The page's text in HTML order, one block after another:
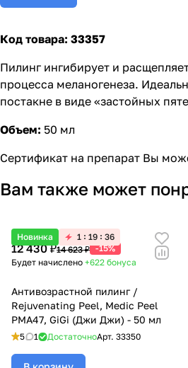
Код товара: 33357
Пилинг ингибирует и
процесса меланогенеза.
постакне в виде «застойных
Объем: 50 мл
Сертификат на препарат Вы
Вам также может
Новинка 1 19 36
12 430 ₽14 623 ₽ -15%
Будет начислено +622 бонуса
Антивозрастной пилинг /
Rejuvenating Peel, Medic Peel
PMA47, GiGi (Джи Джи) - 50 мл
5 1 ДостаточноАрт. 33350